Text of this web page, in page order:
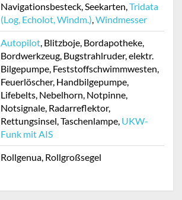
Navigationsbesteck, Seekarten,Tridata
(Log, Echolot, Windm.),Windmesser
Autopilot, Blitzboje, Bordapotheke,
Bordwerkzeug, Bugstrahlruder, elektr.
Bilgepumpe, Feststoffschwimmwesten,
Feuerlöscher, Handbilgepumpe,
Lifebelts, Nebelhorn, Notpinne,
Notsignale, Radarreflektor,
Rettungsinsel, Taschenlampe, UKW-
Funk mit AIS
Rollgenua, Rollgroßsegel